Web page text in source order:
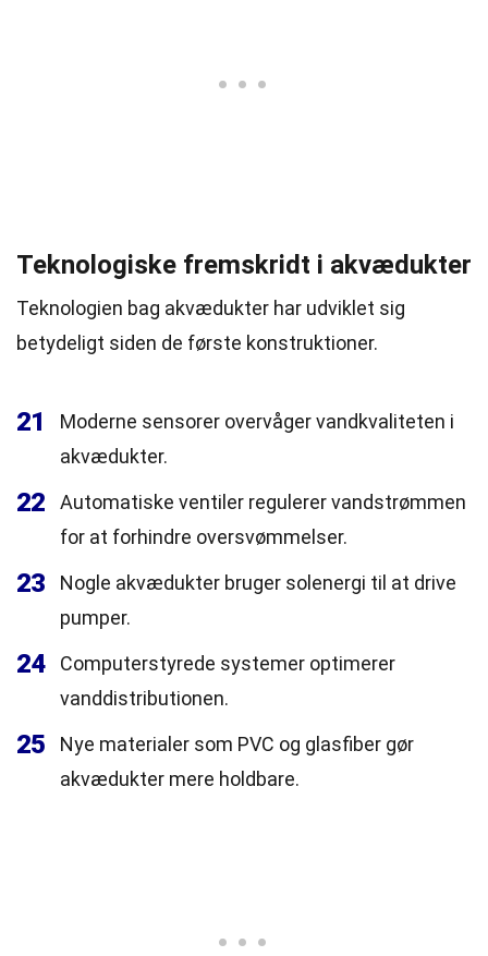
Teknologiske fremskridt i akvædukter
Teknologien bag akvædukter har udviklet sig
betydeligt siden de første konstruktioner.
21
Moderne sensorer overvåger vandkvaliteten i
akvædukter.
22
Automatiske ventiler regulerer vandstrømmen
for at forhindre oversvømmelser.
23
Nogle akvædukter bruger solenergi til at drive
pumper.
24
Computerstyrede systemer optimerer
vanddistributionen.
25
Nye materialer som PVC og glasfiber gør
akvædukter mere holdbare.